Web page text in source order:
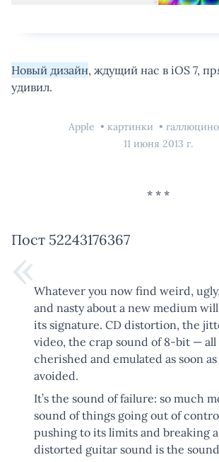
Новый дизайн, ждущий нас в iOS 7,
удивил.
Apple картинки
11 июня 2013 г.
Пост 52243176367
Whatever you now find weird,
and nasty about a new medium
its signature. CD distortion, the
video, the crap sound of 8-bit — all
cherished and emulated as soon
avoided.
It’s the sound of failure: so much
sound of things going out of
pushing to its limits and breaking
distorted guitar sound is the